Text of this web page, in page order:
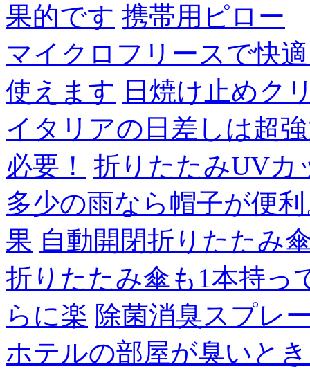
果的です 携帯用ピロー
マイクロフリースで快
使えます 日焼け止めク
イタリアの日差しは超
必要！
折りたたみUVカ
多少の雨なら帽子が便
果 自動開閉折りたたみ
折りたたみ傘も1本持っ
らに楽 除菌消臭スプレ
ホテルの部屋が臭いと